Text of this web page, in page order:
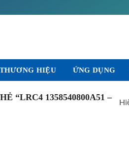
THƯƠNG HIỆU ỨNG DỤNG
“LRC4 1358540800A51 –